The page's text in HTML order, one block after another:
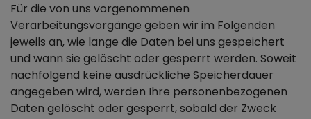
Für die von uns vorgenommenen
Verarbeitungsvorgänge geben wir im Folgenden
jeweils an, wie lange die Daten bei uns gespeichert
und wann sie gelöscht oder gesperrt werden. Soweit
nachfolgend keine ausdrückliche Speicherdauer
angegeben wird, werden Ihre personenbezogenen
Daten gelöscht oder gesperrt, sobald der Zweck